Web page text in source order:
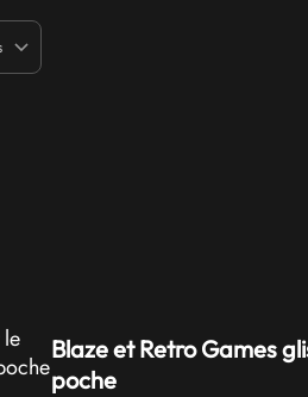
Blaze et Retro Games
poche